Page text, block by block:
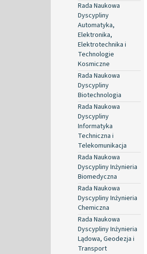
Rada Naukowa
Dyscypliny
Automatyka,
Elektronika,
Elektrotechnika i
Technologie
Kosmiczne
Rada Naukowa
Dyscypliny
Biotechnologia
Rada Naukowa
Dyscypliny
Informatyka
Techniczna i
Telekomunikacja
Rada Naukowa
Dyscypliny Inżynieria
Biomedyczna
Rada Naukowa
Dyscypliny Inżynieria
Chemiczna
Rada Naukowa
Dyscypliny Inżynieria
Lądowa, Geodezja i
Transport